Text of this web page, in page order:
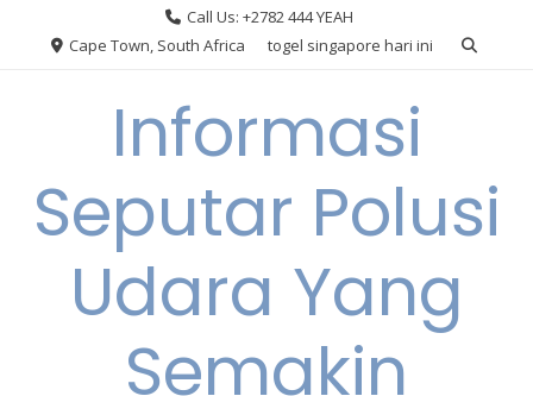
Call Us: +2782 444 YEAH
Cape Town, South Africa
togel singapore hari ini
Informasi
Seputar Polusi
Udara Yang
Semakin